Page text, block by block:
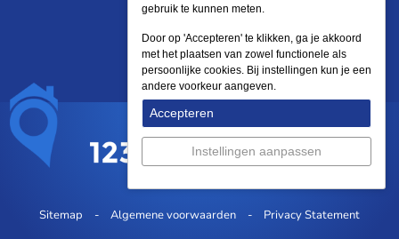
Sitemap Algemene voorwaarden Privacy Statement
gebruik te kunnen meten.
Door op 'Accepteren' te klikken, ga je akkoord
met het plaatsen van zowel functionele als
persoonlijke cookies. Bij instellingen kun je een
andere voorkeur aangeven.
Accepteren
Instellingen aanpassen